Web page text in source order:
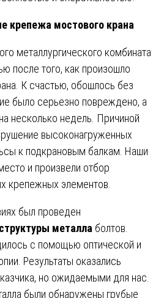
крепежа мостового крана
металлургического комбината
после того, как произошло
К счастью, обошлось без
было серьезно повреждено, а
несколько недель. Причиной
высоконагруженных
к подкрановым балкам. Наши
и произвели отбор
крепежных элементов.
был проведен
металла болтов.
с помощью оптической и
Результаты оказались
но ожидаемыми для нас.
были обнаружены грубые